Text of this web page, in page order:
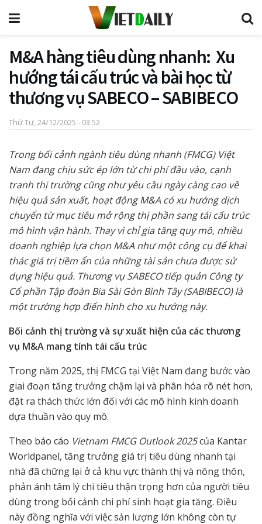
M&A hàng tiêu dùng nhanh: Xu
hướng tái cấu trúc và bài học từ
thương vụ SABECO – SABIBECO
Thứ Tư, 24/12/2025 - 03:52
Trong bối cảnh ngành tiêu dùng nhanh (FMCG) Việt
Nam đang chịu sức ép lớn từ chi phí đầu vào, cạnh
tranh thị trường cũng như yêu cầu ngày càng cao về
hiệu quả sản xuất, hoạt động M&A có xu hướng dịch
chuyển từ mục tiêu mở rộng thị phần sang tái cấu trúc
mô hình vận hành. Thay vì chỉ gia tăng quy mô, nhiều
doanh nghiệp lựa chọn M&A như một công cụ để khai
thác giá trị tiềm ẩn của những tài sản chưa được sử
dụng hiệu quả. Thương vụ SABECO tiếp quản Công ty
Cổ phần Tập đoàn Bia Sài Gòn Bình Tây (SABIBECO) là
một trường hợp điển hình cho xu hướng này.
Bối cảnh thị trường và sự xuất hiện của các thương
vụ M&A mang tính tái cấu trúc
Trong năm 2025, thị FMCG tại Việt Nam đang bước vào
giai đoạn tăng trưởng chậm lại và phân hóa rõ nét hơn,
đặt ra thách thức lớn đối với các mô hình kinh doanh
dựa thuần vào quy mô.
Theo báo cáo Vietnam FMCG Outlook 2025của Kantar
Worldpanel, tăng trưởng giá trị tiêu dùng nhanh tại
nhà đã chững lại ở cả khu vực thành thị và nông thôn,
phản ánh tâm lý chi tiêu thận trọng hơn của người tiêu
dùng trong bối cảnh chi phí sinh hoạt gia tăng. Điều
này đồng nghĩa với việc sản lượng lớn không còn tự